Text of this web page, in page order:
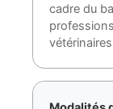
cadre du